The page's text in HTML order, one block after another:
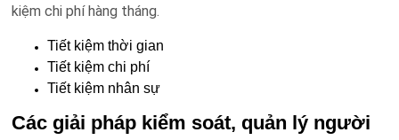
kiệm chi phí hàng tháng.
Tiết kiệm thời gian
Tiết kiệm chi phí
Tiết kiệm nhân sự
Các giải pháp kiểm soát, quản lý người